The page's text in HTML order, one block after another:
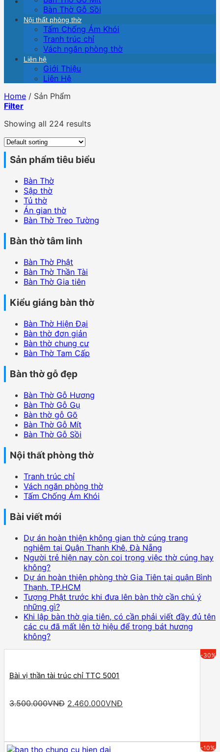
Bàn Thờ Gỗ Sồi
Nội thất phòng thờ
Tấm Chống Ám Khói
Tranh trúc chỉ
Vách ngăn phòng thờ
Liên hệ
Giới Thiệu
Liên Hệ
Home / Sản Phẩm
Filter
Showing all 224 results
Sản phẩm tiêu biểu
Bàn Thờ
Sập thờ
Tủ thờ
Án gian thờ
Bàn Thờ Treo Tường
Bàn thờ tâm linh
Bàn Thờ Phật
Bàn Thờ Thần Tài
Bàn Thờ Gia tiên
Kiểu giáng bàn thờ
Bàn Thờ Hiện Đại
Bàn thờ đơn giản
Bàn thờ chung cư
Bàn Thờ Tam Cấp
Bàn thờ gỗ đẹp
Bàn Thờ Gỗ Hương
Bàn Thờ Gỗ Gụ
Bàn thờ gỗ Gõ
Bàn Thờ Gỗ Mít
Bàn Thờ Gỗ Sồi
Nội thất phòng thờ
Tranh trúc chỉ
Vách ngăn phòng thờ
Tấm Chống Ám Khói
Bài viết mới
Dự án hoàn thiện không gian thờ cúng trang
nghiêm tại Quận Thanh Khê, Đà Nẵng
Người trẻ hiện nay còn coi trọng việc thờ cúng hay
không?
Dự án hoàn thiện phòng thờ Gia Tiên tại quận Bình
Thạnh, TP.HCM
Tượng Phật trước khi đưa lên bàn thờ cần chú ý
những gì?
Khi lập bàn thờ gia tiên, có cần phải viết đầy đủ tên
các cụ đã mất lên tờ hiệu để trong bát hương
không?
-30%
Bài vị thần tài trúc chỉ TTC 5001
3.500.000VNĐ Original
2.460.000VNĐ
-10%